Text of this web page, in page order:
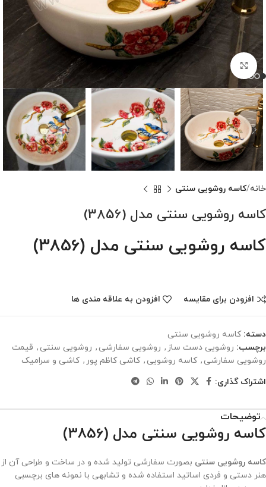
برای بزرگنمایی کلیک کنید
خانه کاسه روشویی سنتی
کاسه روشویی سنتی مدل (3856)
کاسه روشویی سنتی مدل (3856)
افزودن برای مقایسه افزودن به علاقه مندی ها
دسته: کاسه روشویی سنتی
برچسب: روشویی دست ساز , روشویی سفارشی , روشویی سنتی , قیمت
روشویی سفارشی , کاسه روشویی , کاشی کاظم پور , کاشی و سرامیک
اشتراک گذاری:
توضیحات
کاسه روشویی سنتی مدل (3856)
کاسه روشویی سنتی بصورت سفارشی تولید شده و در ساخت و طراحی آن از
هنر دستی و فردی اساتید استفاده شده و تشابهی با نمونه های برچسبی